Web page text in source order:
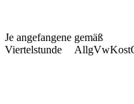
Je angefangene
Viertelstunde
gemäß